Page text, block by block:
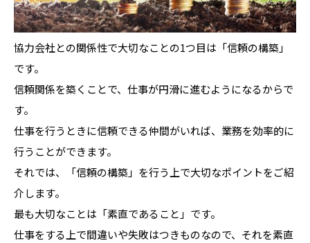
協力会社との関係性で大切なことの1つ目は「信頼の構築」
です。
信頼関係を築くことで、仕事が円滑に進むようになるからで
す。
仕事を行うときに信頼できる仲間がいれば、業務を効率的に
行うことができます。
それでは、「信頼の構築」を行う上で大切なポイントをご紹
介します。
最も大切なことは「素直であること」です。
仕事をする上で間違いや失敗はつきものなので、それを素直